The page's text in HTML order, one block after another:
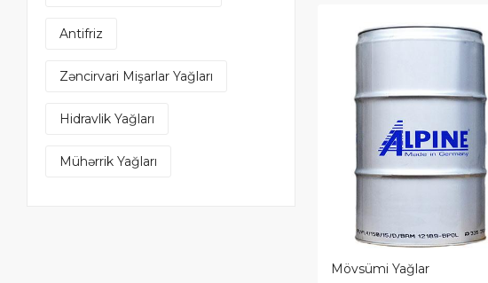
Antifriz
Zəncirvari Mişarlar Yağları
Hidravlik Yağları
Mühərrik Yağları
Mövsümi Yağlar